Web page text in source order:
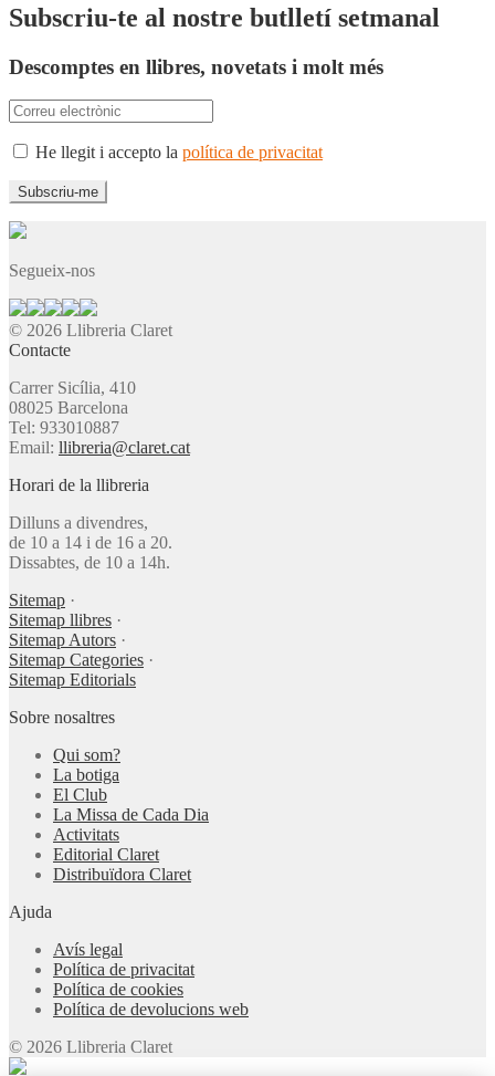
Subscriu-te al nostre butlletí setmanal
Descomptes en llibres, novetats i molt més
He llegit i accepto la política de privacitat
Segueix-nos
© 2026 Llibreria Claret
Contacte
Carrer Sicília, 410
08025 Barcelona
Tel: 933010887
Email: llibreria@claret.cat
Horari de la llibreria
Dilluns a divendres,
de 10 a 14 i de 16 a 20.
Dissabtes, de 10 a 14h.
Sitemap ·
Sitemap llibres ·
Sitemap Autors ·
Sitemap Categories ·
Sitemap Editorials
Sobre nosaltres
Qui som?
La botiga
El Club
La Missa de Cada Dia
Activitats
Editorial Claret
Distribuïdora Claret
Ajuda
Avís legal
Política de privacitat
Política de cookies
Política de devolucions web
© 2026 Llibreria Claret